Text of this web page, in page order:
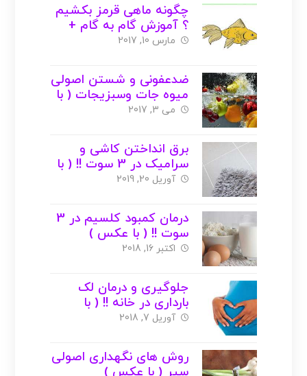
چگونه ماهی قرمز بکشیم
؟ آموزش گام به گام +
عکس + ویدیو
مارس 10, 2017
ضدعفونی و شستن اصولی
میوه جات وسبزیجات ( با
عکس )
می 3, 2017
برق انداختن کاشی و
سرامیک در 3 سوت !! ( با
عکس )
آوریل 20, 2019
درمان کمبود کلسیم در 3
سوت !! ( با عکس )
اکتبر 16, 2018
جلوگیری و درمان لک
بارداری در خانه !! ( با
عکس )
آوریل 7, 2018
روش های نگهداری اصولی
سیر ( با عکس )